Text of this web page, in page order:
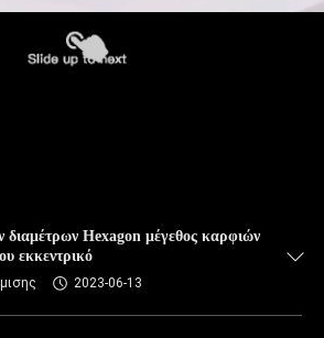
διαμέτρων Hexagon μέγεθος καρφιών
εκκεντρικό
2023-06-13